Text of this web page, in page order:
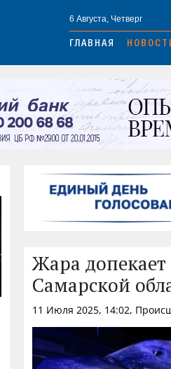
6 Августа, Четверг
ГЛАВНАЯ
Жара допекает
Самарской
11 Июля 2025, 14:02,